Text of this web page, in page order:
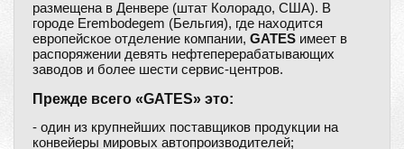
размещена в Денвере (штат Колорадо, США). В
городе Erembodegem (Бельгия), где находится
европейское отделение компании, GATES имеет в
распоряжении девять нефтеперерабатывающих
заводов и более шести сервис-центров.
Прежде всего «GATES» это:
- один из крупнейших поставщиков продукции на
конвейеры мировых автопроизводителей;